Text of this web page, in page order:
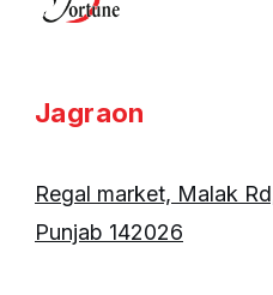
Jagraon
Regal market, Malak
Punjab 142026